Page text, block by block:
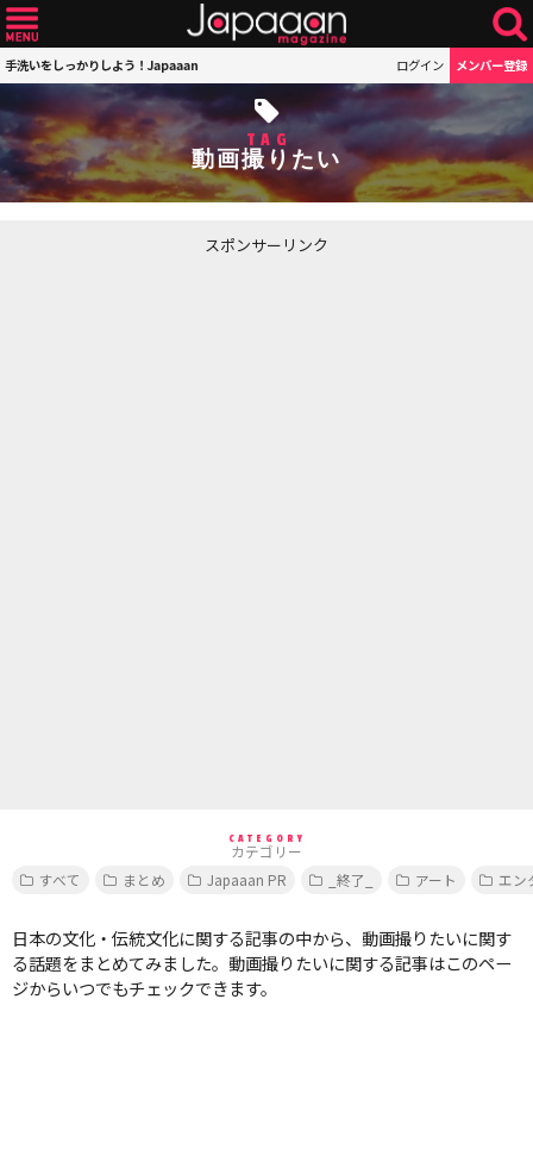
手洗いをしっかりしよう！Japaaan ログイン メンバー登録
TAG
動画撮りたい
スポンサーリンク
CATEGORY
カテゴリー
すべて
まとめ Japaaan PR _終了_ アート エン
日本の文化・伝統文化に関する記事の中から、動画撮りたいに関す
る話題をまとめてみました。動画撮りたいに関する記事はこのペー
ジからいつでもチェックできます。